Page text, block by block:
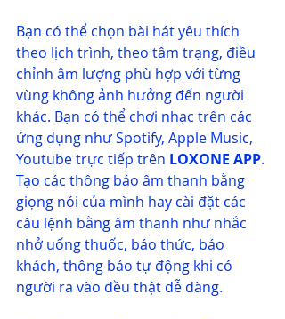
Bạn có thể chọn bài hát yêu thích
theo lịch trình, theo tâm trạng, điều
chỉnh âm lượng phù hợp với từng
vùng không ảnh hưởng đến người
khác. Bạn có thể chơi nhạc trên các
ứng dụng như Spotify, Apple Music,
Youtube trực tiếp trên LOXONE APP.
Tạo các thông báo âm thanh bằng
giọng nói của mình hay cài đặt các
câu lệnh bằng âm thanh như nhắc
nhở uống thuốc, báo thức, báo
khách, thông báo tự động khi có
người ra vào đều thật dễ dàng.